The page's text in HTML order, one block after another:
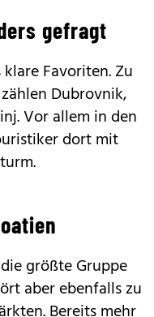
gefragt
Favoriten. Zu
Dubrovnik,
Vor allem in den
dort mit
größte Gruppe
aber ebenfalls zu